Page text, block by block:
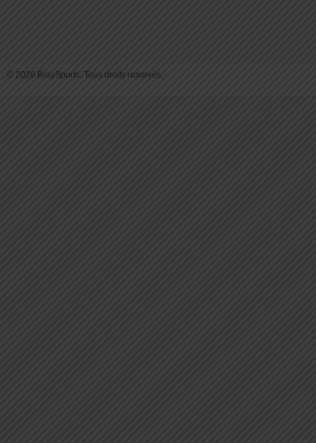
© 2026 BraySports. Tous droits reservés.